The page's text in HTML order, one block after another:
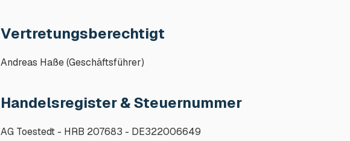
Vertretungsberechtigt
Andreas Haße (Geschäftsführer)
Handelsregister & Steuernummer
AG Toestedt - HRB 207683 - DE322006649